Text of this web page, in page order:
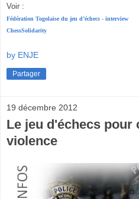
Voir :
Fédération Togolaise du jeu d’échecs - interview
ChessSolidarity
by ENJE
Partager
19 décembre 2012
Le jeu d'échecs pour
violence